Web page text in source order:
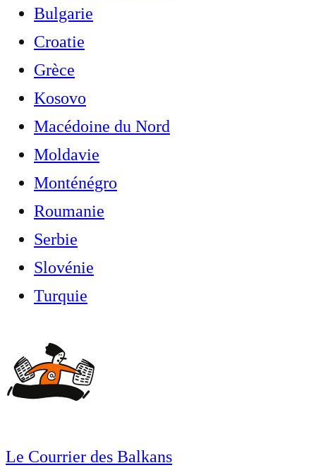
Bulgarie
Croatie
Grèce
Kosovo
Macédoine du Nord
Moldavie
Monténégro
Roumanie
Serbie
Slovénie
Turquie
Le Courrier des Balkans